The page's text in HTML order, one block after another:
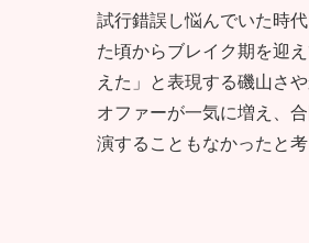
試行錯誤し悩んでいた時
た頃からブレイク期を迎
えた」と表現する磯山さ
オファーが一気に増え、
演することもなかったと